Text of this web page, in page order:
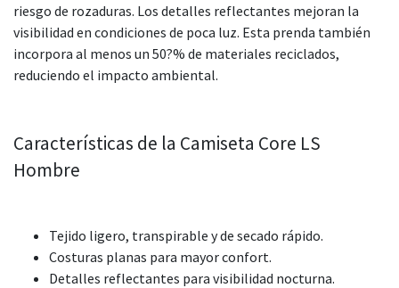
riesgo de rozaduras. Los detalles reflectantes mejoran la
visibilidad en condiciones de poca luz. Esta prenda también
incorpora al menos un 50?% de materiales reciclados,
reduciendo el impacto ambiental.
Características de la Camiseta Core LS
Hombre
Tejido ligero, transpirable y de secado rápido.
Costuras planas para mayor confort.
Detalles reflectantes para visibilidad nocturna.